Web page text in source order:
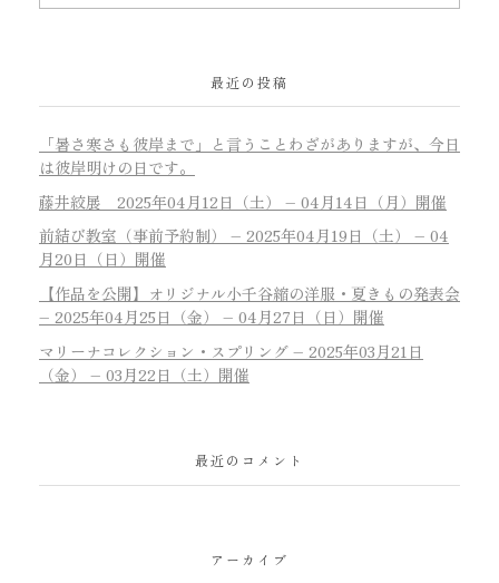
最近の投稿
「暑さ寒さも彼岸まで」と言うことわざがありますが、今日
は彼岸明けの日です。
藤井絞展 2025年04月12日（土） – 04月14日（月）開催
前結び教室（事前予約制） – 2025年04月19日（土） – 04
月20日（日）開催
【作品を公開】オリジナル小千谷縮の洋服・夏きもの発表会
– 2025年04月25日（金） – 04月27日（日）開催
マリーナコレクション・スプリング – 2025年03月21日
（金） – 03月22日（土）開催
最近のコメント
アーカイブ